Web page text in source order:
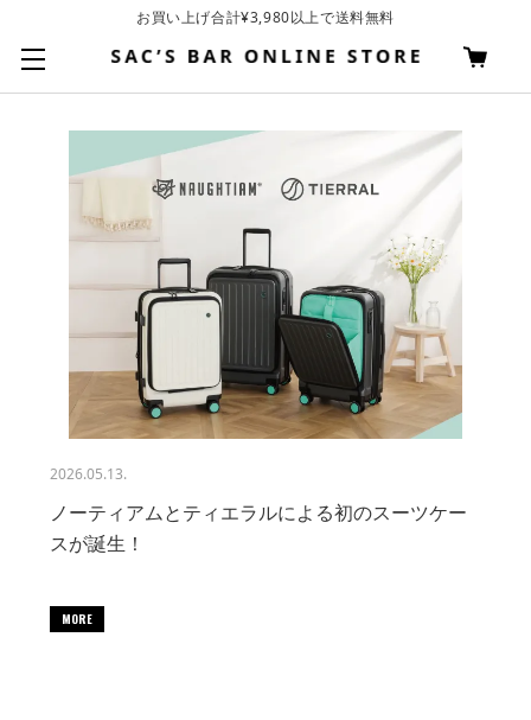
お買い上げ合計¥3,980以上で送料無料
2026.05.13.
ノーティアムとティエラルによる初のスーツケー
スが誕生！
MORE